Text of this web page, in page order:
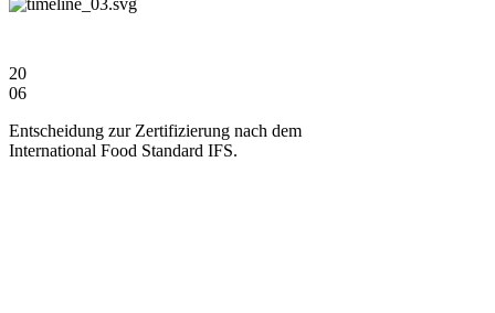
20
06
Entscheidung zur Zertifizierung nach dem
International Food Standard IFS.